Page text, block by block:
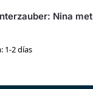
Nina met
1-2 días